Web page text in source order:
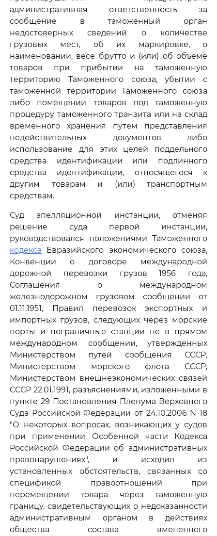
административная ответственность за
сообщение в таможенный орган
недостоверных сведений о количестве
грузовых мест, об их маркировке, о
наименовании, весе брутто и (или) об объеме
товаров при прибытии на таможенную
территорию Таможенного союза, убытии с
таможенной территории Таможенного союза
либо помещении товаров под таможенную
процедуру таможенного транзита или на склад
временного хранения путем представления
недействительных документов либо
использование для этих целей поддельного
средства идентификации или подлинного
средства идентификации, относящегося к
другим товарам и (или) транспортным
средствам.
Суд апелляционной инстанции, отменяя
решение суда первой инстанции,
руководствовался положениями Таможенного
кодекса Евразийского экономического союза,
Конвенции о договоре международной
дорожной перевозки грузов 1956 года,
Соглашения о международном
железнодорожном грузовом сообщении от
01.11.1951, Правил перевозок экспортных и
импортных грузов, следующих через морские
порты и пограничные станции не в прямом
международном сообщении, утвержденных
Министерством путей сообщения СССР,
Министерством морского флота СССР,
Министерством внешнеэкономических связей
СССР 22.01.1991, разъяснениями, изложенными в
пункте 29 Постановления Пленума Верховного
Суда Российской Федерации от 24.10.2006 N 18
"О некоторых вопросах, возникающих у судов
при применении Особенной части Кодекса
Российской Федерации об административных
правонарушениях", и исходил из
установленных обстоятельств, связанных со
спецификой правоотношений при
перемещении товара через таможенную
границу, свидетельствующих о недоказанности
административным органом в действиях
общества состава вмененного